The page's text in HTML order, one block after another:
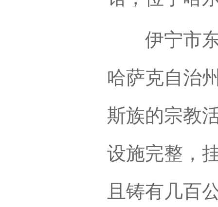
伊宁市东
哈萨克自治
斯族的宗教
设施完整，
且铸有几百